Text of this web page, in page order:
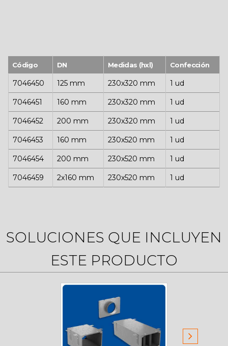
Código DN Medidas (hxl) Confección
7046450 125 mm 230x320 mm 1 ud
7046451 160 mm 230x320 mm 1 ud
7046452 200 mm 230x320 mm 1 ud
7046453 160 mm 230x520 mm 1 ud
7046454 200 mm 230x520 mm 1 ud
7046459 2x160 mm 230x520 mm 1 ud
SOLUCIONES QUE INCLUYEN
ESTE PRODUCTO